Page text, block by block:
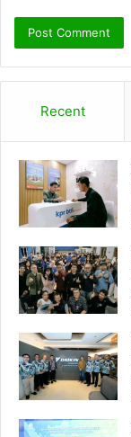
Recent